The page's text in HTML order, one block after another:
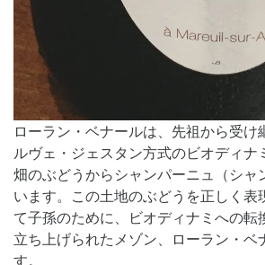
ローラン・ベナールは、先祖から受け
ルヴェ・ジェスタン方式のビオディナ
畑のぶどうからシャンパーニュ（シャ
います。この土地のぶどうを正しく表
て子孫のために、ビオディナミへの転
立ち上げられたメゾン、ローラン・ベ
す。